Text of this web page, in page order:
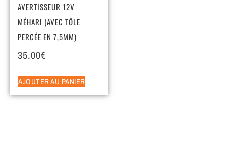
AVERTISSEUR 12V
MÉHARI (AVEC TÔLE
PERCÉE EN 7,5MM)
35.00€
AJOUTER AU PANIER